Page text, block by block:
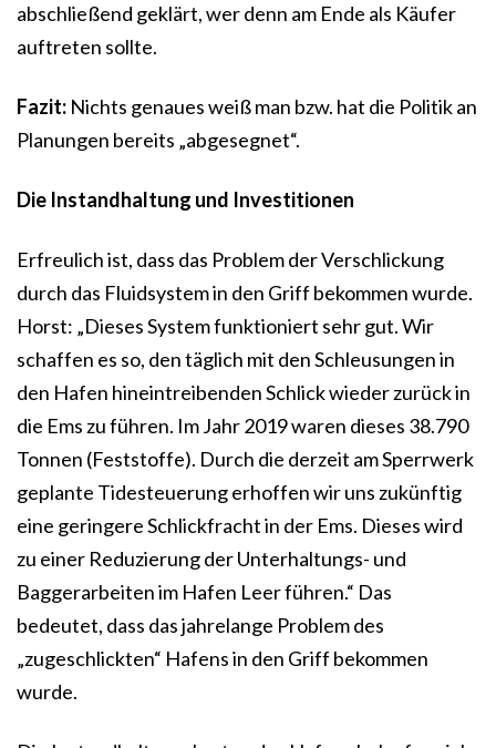
abschließend geklärt, wer denn am Ende als Käufer
auftreten sollte.
Fazit: Nichts genaues weiß man bzw. hat die Politik an
Planungen bereits „abgesegnet“.
Die Instandhaltung und Investitionen
Erfreulich ist, dass das Problem der Verschlickung
durch das Fluidsystem in den Griff bekommen wurde.
Horst: „Dieses System funktioniert sehr gut. Wir
schaffen es so, den täglich mit den Schleusungen in
den Hafen hineintreibenden Schlick wieder zurück in
die Ems zu führen. Im Jahr 2019 waren dieses 38.790
Tonnen (Feststoffe). Durch die derzeit am Sperrwerk
geplante Tidesteuerung erhoffen wir uns zukünftig
eine geringere Schlickfracht in der Ems. Dieses wird
zu einer Reduzierung der Unterhaltungs- und
Baggerarbeiten im Hafen Leer führen.“ Das
bedeutet, dass das jahrelange Problem des
„zugeschlickten“ Hafens in den Griff bekommen
wurde.